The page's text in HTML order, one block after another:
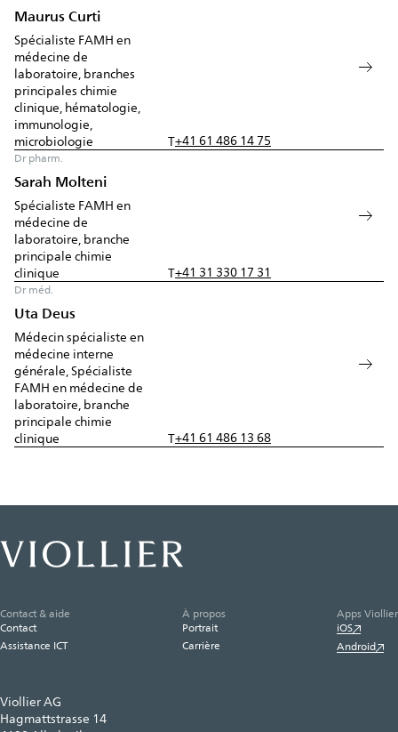
Maurus Curti
Spécialiste FAMH en
médecine de
laboratoire, branches
principales chimie
clinique, hématologie,
immunologie,
microbiologie
T+41 61 486 14 75
Dr pharm.
Sarah Molteni
Spécialiste FAMH en
médecine de
laboratoire, branche
principale chimie
clinique
T+41 31 330 17 31
Dr méd.
Uta Deus
Médecin spécialiste en
médecine interne
générale, Spécialiste
FAMH en médecine de
laboratoire, branche
principale chimie
clinique
T+41 61 486 13 68
Viollier AG
Hagmattstrasse 14
Contact & aide
Contact
Assistance ICT
À propos
Portrait
Carrière
Apps Viollier
iOS
Android